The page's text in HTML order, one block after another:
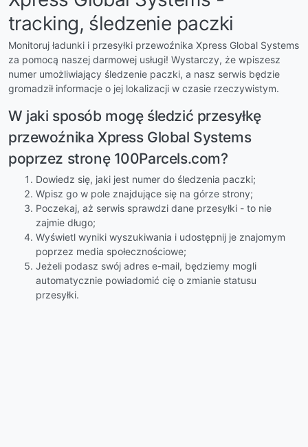
tracking, śledzenie paczki
Monitoruj ładunki i przesyłki przewoźnika Xpress Global Systems
za pomocą naszej darmowej usługi! Wystarczy, że wpiszesz
numer umożliwiający śledzenie paczki, a nasz serwis będzie
gromadził informacje o jej lokalizacji w czasie rzeczywistym.
W jaki sposób mogę śledzić przesyłkę
przewoźnika Xpress Global Systems
poprzez stronę 100Parcels.com?
Dowiedz się, jaki jest numer do śledzenia paczki;
Wpisz go w pole znajdujące się na górze strony;
Poczekaj, aż serwis sprawdzi dane przesyłki - to nie
zajmie długo;
Wyświetl wyniki wyszukiwania i udostępnij je znajomym
poprzez media społecznościowe;
Jeżeli podasz swój adres e-mail, będziemy mogli
automatycznie powiadomić cię o zmianie statusu
przesyłki.